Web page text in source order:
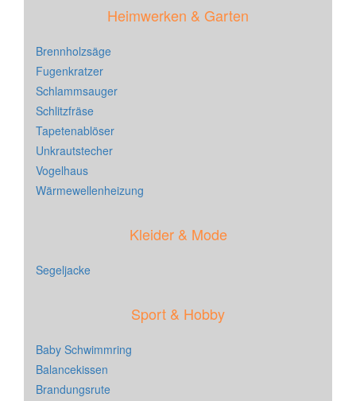
Heimwerken & Garten
Brennholzsäge
Fugenkratzer
Schlammsauger
Schlitzfräse
Tapetenablöser
Unkrautstecher
Vogelhaus
Wärmewellenheizung
Kleider & Mode
Segeljacke
Sport & Hobby
Baby Schwimmring
Balancekissen
Brandungsrute